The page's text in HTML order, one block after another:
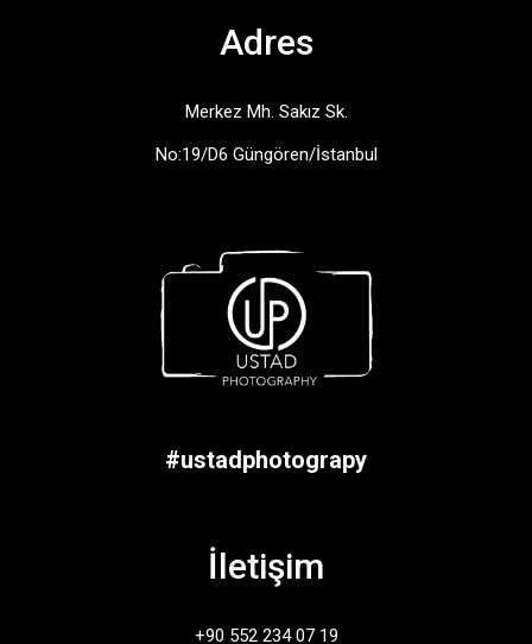
Adres
Merkez Mh. Sakız Sk.
No:19/D6 Güngören/İstanbul
#ustadphotograpy
İletişim
+90 552 234 07 19